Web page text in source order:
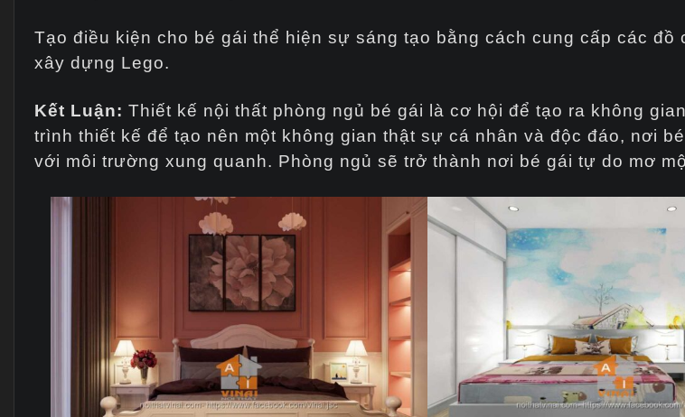
Tạo điều kiện cho bé gái thể hiện sự sáng tạo bằng cách cung cấp các
xây dựng Lego.
Kết Luận: Thiết kế nội thất phòng ngủ bé gái là cơ hội để tạo ra không
trình thiết kế để tạo nên một không gian thật sự cá nhân và độc đáo, nơi
với môi trường xung quanh. Phòng ngủ sẽ trở thành nơi bé gái tự do mơ